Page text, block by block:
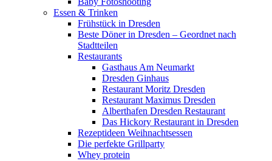
Essen & Trinken
Frühstück in Dresden
Beste Döner in Dresden – Geordnet nach
Stadtteilen
Restaurants
Gasthaus Am Neumarkt
Dresden Ginhaus
Restaurant Moritz Dresden
Restaurant Maximus Dresden
Alberthafen Dresden Restaurant
Das Hickory Restaurant in Dresden
Rezeptideen Weihnachtsessen
Die perfekte Grillparty
Whey protein